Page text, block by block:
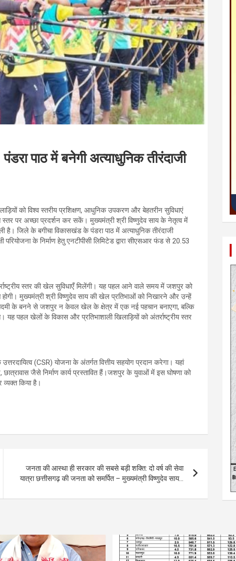
पाठ में बनेगी अत्याधुनिक तीरंदाजी
को विश्व स्तरीय प्रशिक्षण, आधुनिक उपकरण और बेहतरीन सुविधाएं
स्तर पर अच्छा प्रदर्शन कर सकें। मुख्यमंत्री श्री विष्णुदेव साय के नेतृत्व में
जिले के बगीचा विकासखंड के पंडरा पाठ में अत्याधुनिक तीरंदाजी
के निर्माण हेतु एनटीपीसी लिमिटेड द्वारा सीएसआर फंड से 20.53
स्तर की खेल सुविधाएँ मिलेंगी। यह पहल आने वाले समय में जशपुर को
होगी। मुख्यमंत्री श्री विष्णुदेव साय की खेल प्रतिभाओं को निखारने और उन्हें
के बनने से जशपुर न केवल खेल के क्षेत्र में एक नई पहचान बनाएगा, बल्कि
पहल खेलों के विकास और प्रतिभाशाली खिलाड़ियों को अंतर्राष्ट्रीय स्तर
(CSR) योजना के अंतर्गत वित्तीय सहयोग प्रदान करेगा। यहां
जैसे निर्माण कार्य प्रस्तावित हैं।जशपुर के युवाओं में इस घोषणा को
किया है।
जनता की आस्था ही सरकार की सबसे बड़ी शक्ति: दो वर्ष की सेवा
यात्रा छत्तीसगढ़ की जनता को समर्पित – मुख्यमंत्री विष्णुदेव साय…